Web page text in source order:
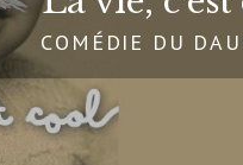
COMÉDIE DU